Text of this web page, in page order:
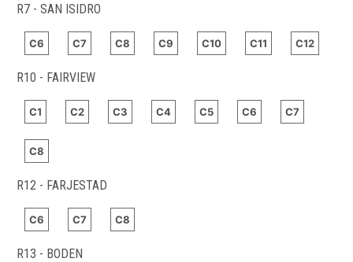
R7 - SAN ISIDRO
C6 C7 C8 C9 C10 C11 C12
R10 - FAIRVIEW
C1 C2 C3 C4 C5 C6 C7
C8
R12 - FARJESTAD
C6 C7 C8
R13 - BODEN